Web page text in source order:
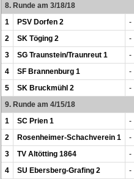
8. Runde am 3/18/18
1
PSV Dorfen 2
-
2
SK Töging 2
-
3
SG Traunstein/Traunreut 1
-
4
SF Brannenburg 1
-
5
SK Bruckmühl 2
-
9. Runde am 4/15/18
1
SC Prien 1
-
2
Rosenheimer-Schachverein 1
-
3
TV Altötting 1864
-
4
SU Ebersberg-Grafing 2
-